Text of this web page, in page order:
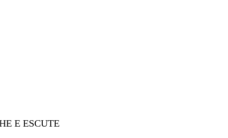
E ESCUTE